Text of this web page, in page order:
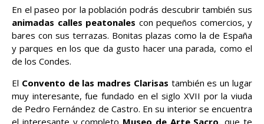
En el paseo por la población podrás descubrir también sus
animadas calles peatonales con pequeños comercios, y
bares con sus terrazas. Bonitas plazas como la de España
y parques en los que da gusto hacer una parada, como el
de los Condes.
El Convento de las madres Clarisas también es un lugar
muy interesante, fue fundado en el siglo XVII por la viuda
de Pedro Fernández de Castro. En su interior se encuentra
el interesante y completo Museo de Arte Sacro, que te